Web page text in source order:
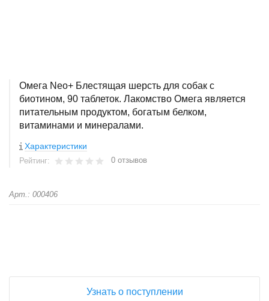
Омега Neo+ Блестящая шерсть для собак с
биотином, 90 таблеток. Лакомство Омега является
питательным продуктом, богатым белком,
витаминами и минералами.
Характеристики
Рейтинг: 0 отзывов
Арт.: 000406
Узнать о поступлении